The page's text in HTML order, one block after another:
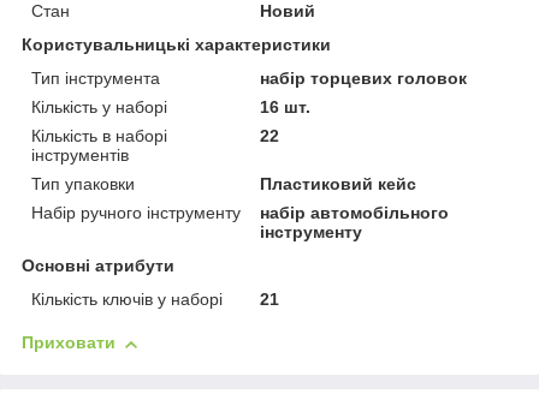
Стан
Новий
Користувальницькі характеристики
Тип інструмента
набір торцевих головок
Кількість у наборі
16 шт.
Кількість в наборі
інструментів
22
Тип упаковки
Пластиковий кейс
Набір ручного інструменту
набір автомобільного
інструменту
Основні атрибути
Кількість ключів у наборі
21
Приховати